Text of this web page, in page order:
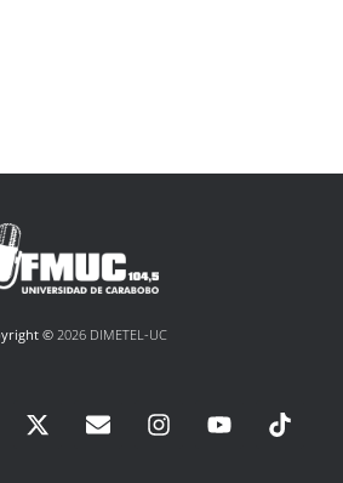
© 2026 DIMETEL-UC